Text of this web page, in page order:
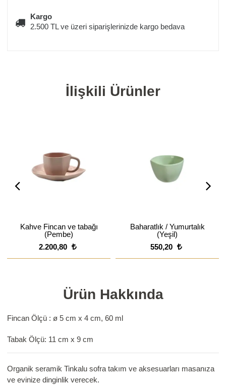
Kargo
2.500 TL ve üzeri siparişlerinizde kargo bedava
İlişkili Ürünler
Kahve Fincan ve tabağı
(Pembe)
2.200,80
Baharatlık / Yumurtalık
(Yeşil)
550,20
Ürün Hakkında
Fincan Ölçü : ø 5 cm x 4 cm, 60 ml
Tabak Ölçü: 11 cm x 9 cm
Organik seramik Tinkalu sofra takım ve aksesuarları masanıza
ve evinize dinginlik verecek.